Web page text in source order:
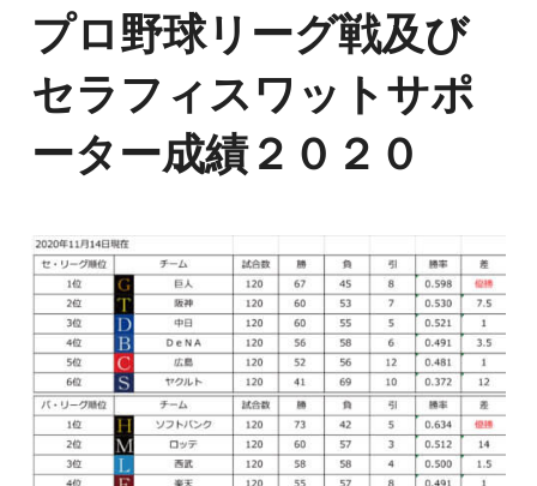
プロ野球リーグ戦及び
セラフィスワットサポ
ーター成績２０２０